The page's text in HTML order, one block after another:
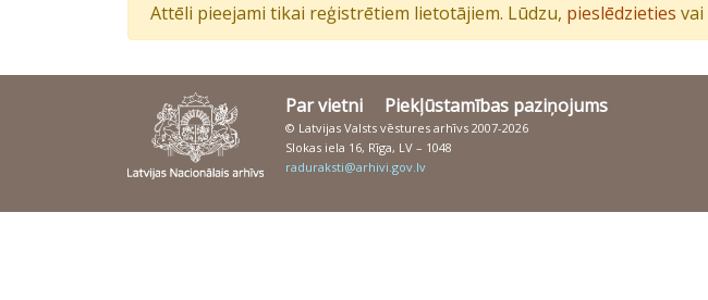
Attēli pieejami tikai reģistrētiem lietotājiem. Lūdzu, pieslēdzieties vai
Par vietni Piekļūstamības paziņojums
© Latvijas Valsts vēstures arhīvs 2007-2026
Slokas iela 16, Rīga, LV – 1048
raduraksti@arhivi.gov.lv